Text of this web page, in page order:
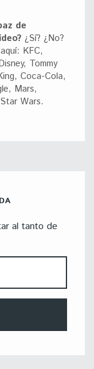
de
¿Sí? ¿No?
KFC,
Tommy
Coca-Cola,
Mars,
Wars.
al tanto de